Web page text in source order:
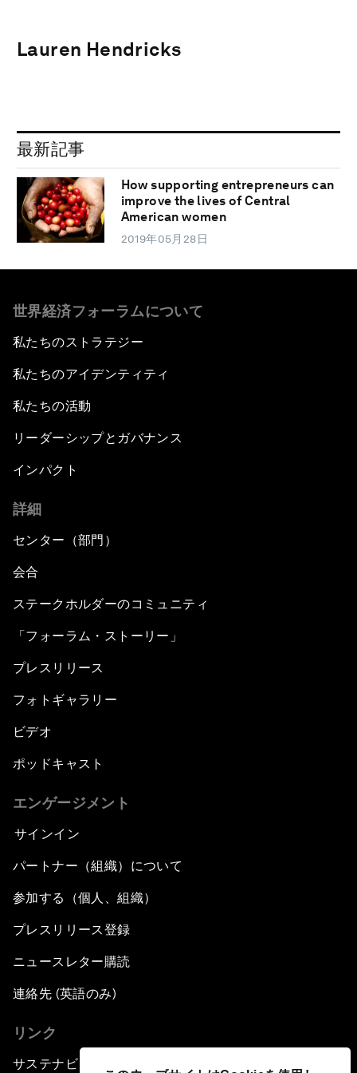
Lauren Hendricks
最新記事
How supporting entrepreneurs can
improve the lives of Central
American women
2019年05月28日
世界経済フォーラムについて
私たちのストラテジー
私たちのアイデンティティ
私たちの活動
リーダーシップとガバナンス
インパクト
詳細
センター（部門）
会合
ステークホルダーのコミュニティ
「フォーラム・ストーリー」
プレスリリース
フォトギャラリー
ビデオ
ポッドキャスト
エンゲージメント
サインイン
パートナー（組織）について
参加する（個人、組織）
プレスリリース登録
ニュースレター購読
連絡先 (英語のみ)
リンク
サステナビリティへの取り組み